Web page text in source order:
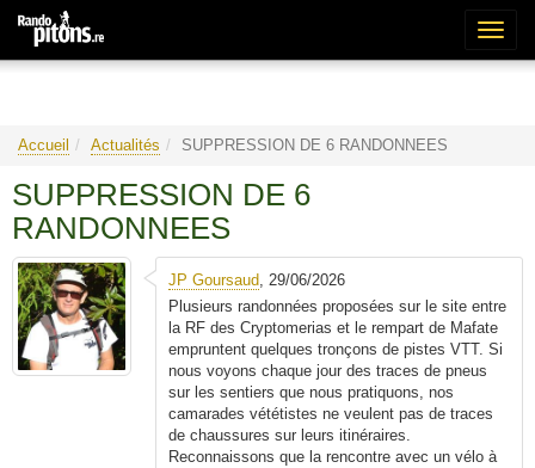
Accueil Actualités SUPPRESSION DE 6 RANDONNEES
SUPPRESSION DE 6
RANDONNEES
JP Goursaud, 29/06/2026
Plusieurs randonnées proposées sur le site entre
la RF des Cryptomerias et le rempart de Mafate
empruntent quelques tronçons de pistes VTT. Si
nous voyons chaque jour des traces de pneus
sur les sentiers que nous pratiquons, nos
camarades vététistes ne veulent pas de traces
de chaussures sur leurs itinéraires.
Reconnaissons que la rencontre avec un vélo à